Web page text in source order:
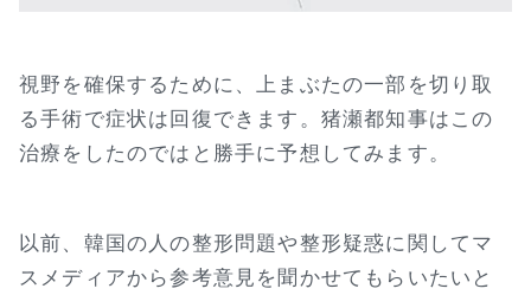
視野を確保するために、上まぶたの一部を切り取
る手術で症状は回復できます。猪瀬都知事はこの
治療をしたのではと勝手に予想してみます。
以前、韓国の人の整形問題や整形疑惑に関してマ
スメディアから参考意見を聞かせてもらいたいと